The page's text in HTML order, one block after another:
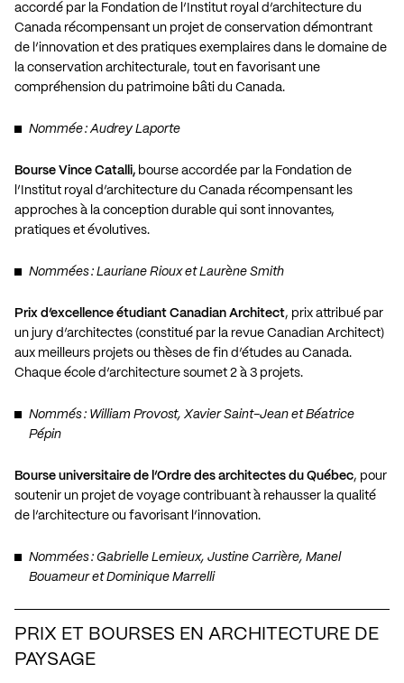
accordé par la Fondation de l’Institut royal d’architecture du
Canada récompensant un projet de conservation démontrant
de l’innovation et des pratiques exemplaires dans le domaine de
la conservation architecturale, tout en favorisant une
compréhension du patrimoine bâti du Canada.
Nommée : Audrey Laporte
Bourse Vince Catalli, bourse accordée par la Fondation de
l’Institut royal d’architecture du Canada récompensant les
approches à la conception durable qui sont innovantes,
pratiques et évolutives.
Nommées : Lauriane Rioux et Laurène Smith
Prix d’excellence étudiant Canadian Architect, prix attribué par
un jury d’architectes (constitué par la revue Canadian Architect)
aux meilleurs projets ou thèses de fin d’études au Canada.
Chaque école d’architecture soumet 2 à 3 projets.
Nommés : William Provost, Xavier Saint-Jean et Béatrice
Pépin
Bourse universitaire de l’Ordre des architectes du Québec, pour
soutenir un projet de voyage contribuant à rehausser la qualité
de l’architecture ou favorisant l’innovation.
Nommées : Gabrielle Lemieux, Justine Carrière, Manel
Bouameur et Dominique Marrelli
PRIX ET BOURSES EN ARCHITECTURE DE
PAYSAGE